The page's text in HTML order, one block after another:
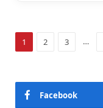
1 2 3 …
Facebook